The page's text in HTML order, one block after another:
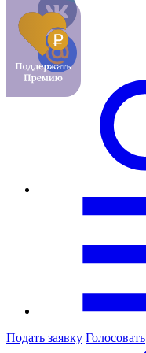
Подать заявку Голосовать